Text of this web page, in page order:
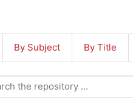
By Subject By Title